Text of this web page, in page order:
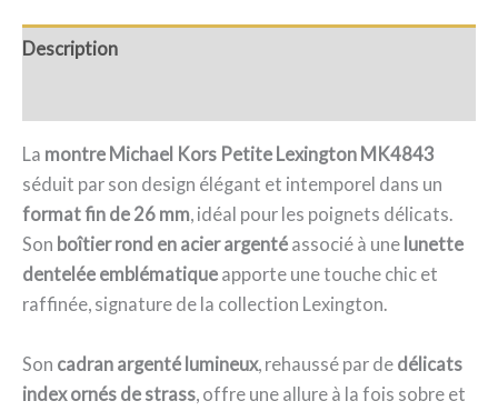
Description
La montre Michael Kors Petite Lexington MK4843
séduit par son design élégant et intemporel dans un
format fin de 26 mm, idéal pour les poignets délicats.
Son boîtier rond en acier argenté associé à une lunette
dentelée emblématique apporte une touche chic et
raffinée, signature de la collection Lexington.
Son cadran argenté lumineux, rehaussé par de délicats
index ornés de strass , offre une allure à la fois sobre et